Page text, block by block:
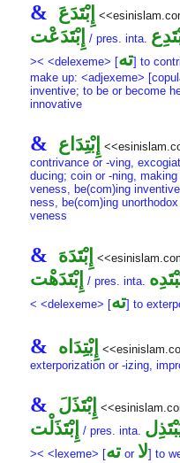
& إِبْتَدَعَ
إِبْتَدَعْت / pres. inta.
>< <delexeme> [ته] to
make up: <adjexeme>
inventive; to be or become
innovative
& إِبْتِدَاع
contrivance or -ving,
ducing; coin or -ning,
veness, be(com)ing
ness, be(com)ing
veness
& إِبْتَدَهَ
إِبْتَدَهْت / pres. inta.
< <delexeme> [ته] to
& إِبْتِدَاه
exterporization or -izing,
& إِبْتَذَلَ
إِبْتَذَلْت / pres. inta.
>< <lexeme> [تهor لا] to